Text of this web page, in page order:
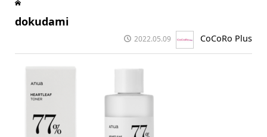
dokudami
2022.05.09 CoCoRo Plus